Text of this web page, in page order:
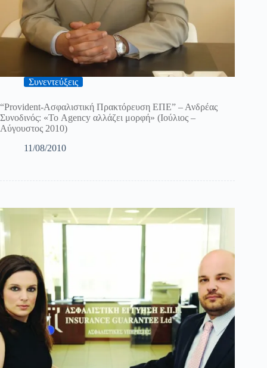
Συνεντεύξεις
“Provident-Ασφαλιστική Πρακτόρευση ΕΠΕ” – Ανδρέας
Συνοδινός: «Το Agency αλλάζει μορφή» (Ιούλιος –
Αύγουστος 2010)
11/08/2010